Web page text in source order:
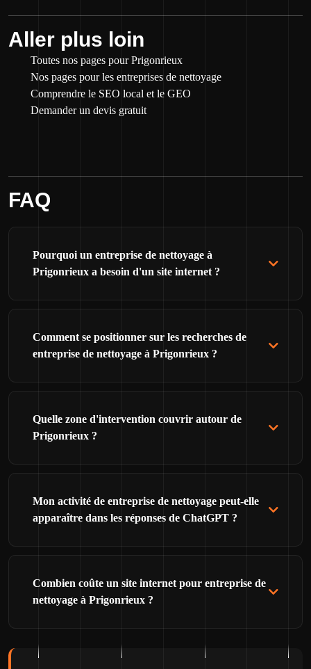
Aller plus loin
Toutes nos pages pour Prigonrieux
Nos pages pour les entreprises de nettoyage
Comprendre le SEO local et le GEO
Demander un devis gratuit
FAQ
Pourquoi un entreprise de nettoyage à
Prigonrieux a besoin d'un site internet ?
Comment se positionner sur les recherches de
entreprise de nettoyage à Prigonrieux ?
Quelle zone d'intervention couvrir autour de
Prigonrieux ?
Mon activité de entreprise de nettoyage peut-elle
apparaître dans les réponses de ChatGPT ?
Combien coûte un site internet pour entreprise de
nettoyage à Prigonrieux ?